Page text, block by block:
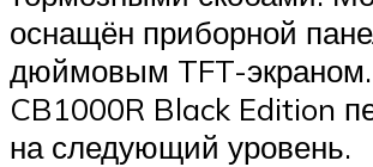
оснащён приборной
дюймовым TFT-
CB1000R Black Edition
на следующий уровень.